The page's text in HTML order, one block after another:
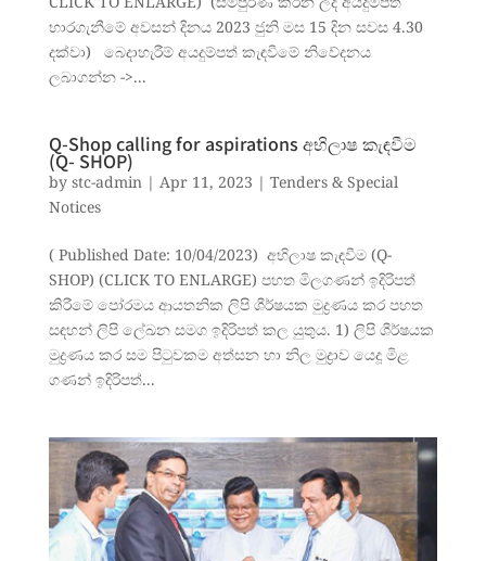
භාරගැනීමේ අවසන් දිනය 2023 ජුනි මස 15 දින සවස 4.30
දක්වා) බෙදාහැරීම් අයදුම්පත් කැඳවීමේ නිවේදනය
ලබාගන්න ->...
Q-Shop calling for aspirations අභිලාෂ කැඳවීම
(Q- SHOP)
by stc-admin| Apr 11, 2023 | Tenders & Special
Notices
( Published Date: 10/04/2023) අභිලාෂ කැඳවීම (Q-
SHOP) (CLICK TO ENLARGE) පහත මිලගණන් ඉදිරිපත්
කිරීමේ පෝරමය ආයතනික ලිපි ශීර්ෂයක මුද්‍රණය කර පහත
සඳහන් ලිපි ලේඛන සමග ඉදිරිපත් කල යුතුය. 1) ලිපි ශීර්ෂයක
මුද්‍රණය කර සම පිටුවකම අත්සන හා නිල මුද්‍රාව යෙදූ මිළ
ගණන් ඉදිරිපත්...